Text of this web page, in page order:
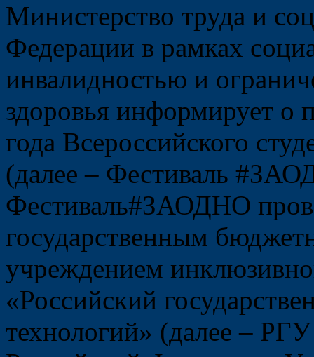
Министерство труда и
Федерации в рамках
инвалидностью и
здоровья информирует о
года Всероссийского
(далее – Фестиваль
Фестиваль#ЗАОДНО
государственным
учреждением
«Российский
технологий» (далее –